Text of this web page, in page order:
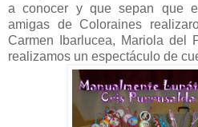
a conocer y que sepan que
amigas de Coloraines
Carmen Ibarlucea, Mariola del
realizamos un espectáculo de